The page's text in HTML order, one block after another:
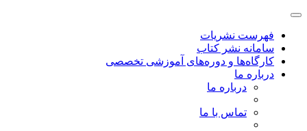
فهرست نشریات
سامانه نشر کتاب
کارگاه‌ها و دوره‌های آموزشی تخصصی
درباره ما
درباره ما
تماس با ما